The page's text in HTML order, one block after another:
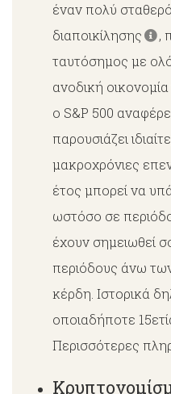
έναν πολύ
διαποικίλησης
,
ταυτόσημος με
ανοδική
ο S&P 500
παρουσιάζει
μακροχρόνιες
έτος μπορεί να
ωστόσο σε
έχουν σημειωθεί
περιόδους άνω
κέρδη. Ιστορικά
οποιαδήποτε
Περισσότερες